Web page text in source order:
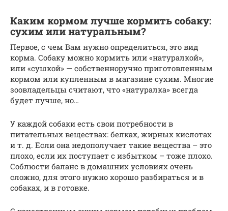
Каким кормом лучше кормить собаку:
сухим или натуральным?
Первое, с чем Вам нужно определиться, это вид
корма. Собаку можно кормить или «натуралкой»,
или «сушкой» — собственноручно приготовленным
кормом или купленным в магазине сухим. Многие
зоовладельцы считают, что «натуралка» всегда
будет лучше, но…
У каждой собаки есть свои потребности в
питательных веществах: белках, жирных кислотах
и т. д. Если она недополучает такие вещества – это
плохо, если их поступает с избытком – тоже плохо.
Соблюсти баланс в домашних условиях очень
сложно, для этого нужно хорошо разбираться и в
собаках, и в готовке.